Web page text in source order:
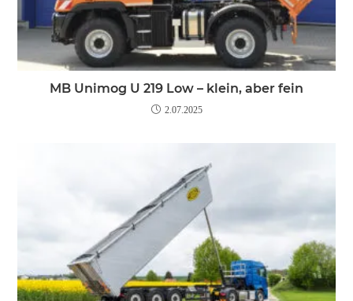
MB Unimog U 219 Low – klein, aber fein
2.07.2025